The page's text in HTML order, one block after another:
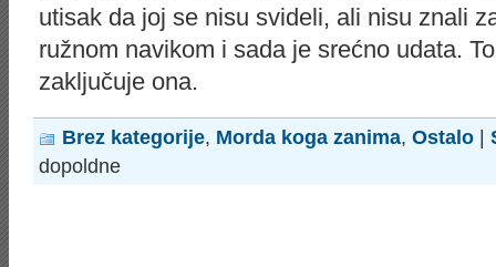
utisak da joj se nisu svideli, ali nisu znali
ružnom navikom i sada je srećno udata.
zaključuje ona.
Brez kategorije, Morda koga zanima, Ostalo
dopoldne